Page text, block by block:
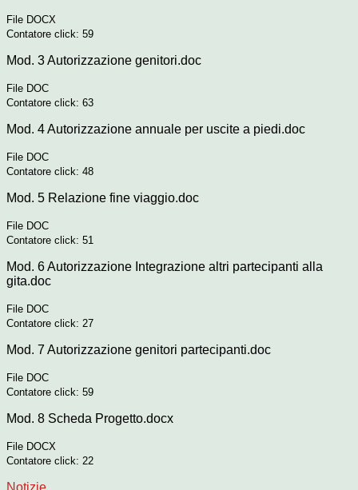
File DOCX
Contatore click: 59
Mod. 3 Autorizzazione genitori.doc
File DOC
Contatore click: 63
Mod. 4 Autorizzazione annuale per uscite a piedi.doc
File DOC
Contatore click: 48
Mod. 5 Relazione fine viaggio.doc
File DOC
Contatore click: 51
Mod. 6 Autorizzazione Integrazione altri partecipanti alla
gita.doc
File DOC
Contatore click: 27
Mod. 7 Autorizzazione genitori partecipanti.doc
File DOC
Contatore click: 59
Mod. 8 Scheda Progetto.docx
File DOCX
Contatore click: 22